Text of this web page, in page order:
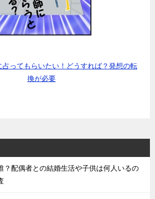
占ってもらいたい！どうすれば？発想の転
換が必要
？配偶者との結婚生活や子供は何人いるの